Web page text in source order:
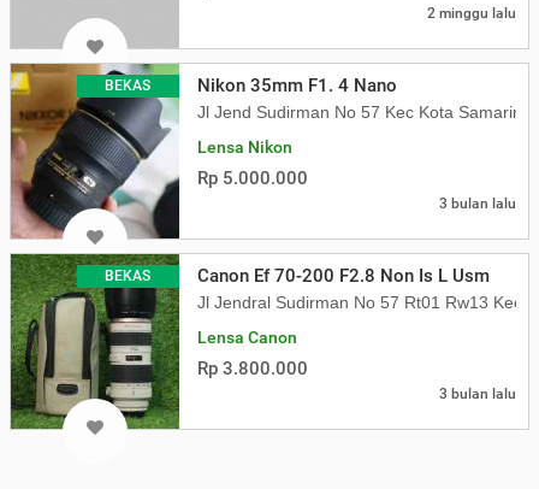
2 minggu lalu
BEKAS Nikon 35mm F1. 4 Nano
Jl Jend Sudirman No 57 Kec Kota
Lensa Nikon
Rp 5.000.000
3 bulan lalu
BEKAS Canon Ef 70-200 F2.8 Non Is L Usm
Jl Jendral Sudirman No 57 Rt01 Rw13 Kec
Lensa Canon
Rp 3.800.000
3 bulan lalu